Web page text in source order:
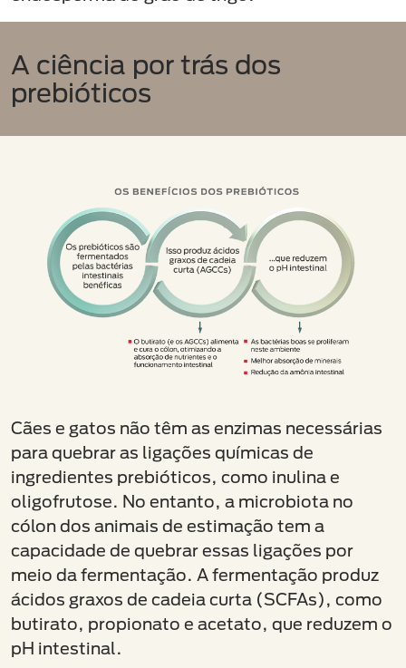
A ciência por trás dos
prebióticos
Cães e gatos não têm as enzimas necessárias
para quebrar as ligações químicas de
ingredientes prebióticos, como inulina e
oligofrutose. No entanto, a microbiota no
cólon dos animais de estimação tem a
capacidade de quebrar essas ligações por
meio da fermentação. A fermentação produz
ácidos graxos de cadeia curta (SCFAs), como
butirato, propionato e acetato, que reduzem o
pH intestinal.